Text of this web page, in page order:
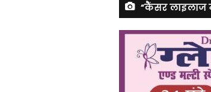
“कैंसर लाइलाज